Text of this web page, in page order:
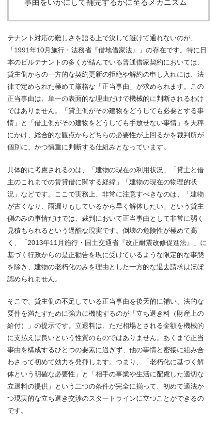
事由をいかにして補完するかに至るメカニズム
テナント対応の難しさを語る上で決して避けて通れないのが、
「1991年10月施行・法務省『借地借家法』」の存在です。特に日
本のビルテナントの多くが結んでいる普通借家契約においては、
貸主側からの一方的な契約更新の拒絶や解約の申し入れには、法
律で定められた極めて厳格な「正当事由」が求められます。この
正当事由は、単一の表面的な理由だけで機械的に判断されるわけ
ではありません。「貸主側がその建物をどうしても必要とする事
情」と「借主側がその建物をどうしても手放せない事情」を天秤
にかけ、総合的な観点からどちらの必要性が上回るかを裁判所が
個別に、かつ慎重に判断する仕組みとなっています。
具体的に考慮されるのは、「建物の現在の利用状況」「貸主と借
主のこれまでの賃貸借に関する経緯」「建物の現在の物理的状
況」などです。ここで実務上、非常に注意すべきなのは、「建物
が古くなり、雨漏りもしているから早く解体したい」という貸主
側のみの事情だけでは、裁判において正当事由として非常に弱く
見積もられるという過酷な現実です。倒壊の危険性が極めて高
く、「2013年11月施行・国土交通省『改正耐震改修促進法』」に
基づく行政からの是正勧告を現に受けているような限定的な事態
を除き、建物の老朽化のみを理由とした一方的な退去請求はほぼ
認められません。
そこで、貸主側の不足している正当事由を後天的に補い、法的な
要件を満たすために強力に機能するのが「立ち退き料（財産上の
給付）」の提示です。立退料は、ただ相場とされる金額を機械的
に支払えば良いという性質のものではありません。あくまで正当
事由を構成するひとつの要素に過ぎず、他の事情と密接に組み合
わさって初めて効力を発揮します。つまり、「老朽化に基づく解
体という明確な必要性」と「相手の事業や生活に配慮した適切な
立退料の提供」という二つの条件が完全に揃って、初めて適法か
つ現実的な立ち退き交渉のスタートラインに立つことができるの
です。